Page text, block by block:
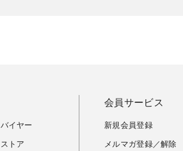
バイヤー
ストア
会員サービス
新規会員登録
メルマガ登録／解除